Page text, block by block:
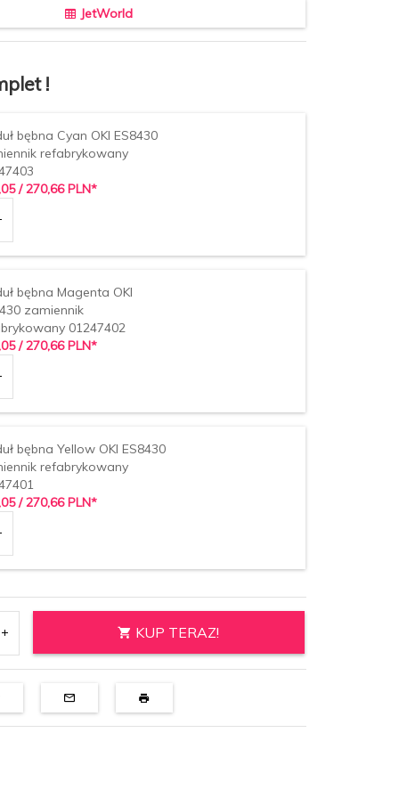
JetWorld
!
bębna Cyan OKI ES8430
refabrykowany
05 / 270,66 PLN*
bębna Magenta OKI
zamiennik
01247402
05 / 270,66 PLN*
bębna Yellow OKI ES8430
refabrykowany
05 / 270,66 PLN*
KUP TERAZ!